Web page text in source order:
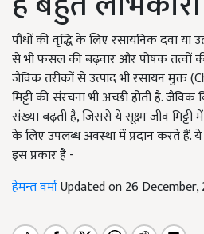
पौधों की वृद्धि के लिए रसायनिक दवा या
से भी फसल की बढ़वार और पोषक तत्वों
जैविक तरीकों से उत्पाद भी रसायन मुक्त
मिट्टी की संरचना भी अच्छी होती है. जैविक
संख्या बढ़ती है, जिससे ये सूक्ष्म जीव मिट्टी
के लिए उपलब्ध अवस्था में प्रदान करते
इस प्रकार है -
हेमन्त वर्माUpdated on 26 December,